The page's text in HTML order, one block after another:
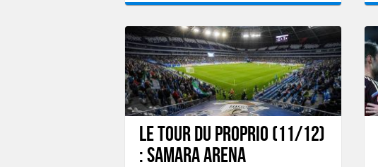
LE TOUR DU PROPRIO (11/12)
: Samara Arena